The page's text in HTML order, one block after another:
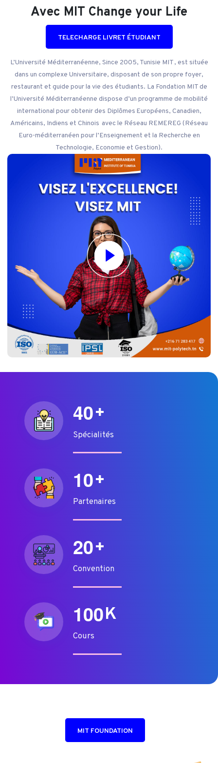
Avec MIT Change your Life
TELECHARGE LIVRET ÉTUDIANT
L’Université Méditerranéenne, Since 2005, Tunisie MIT , est située
dans un complexe Universitaire, disposant de son propre foyer,
restaurant et guide pour la vie des étudiants. La Fondation MIT de
l’Université Méditerranéenne dispose d’un programme de mobilité
international pour obtenir des Diplômes Européens, Canadien,
Américains, Indiens et Chinois avec le Réseau REMEREG (Réseau
Euro-méditerranéen pour l’Enseignement et la Recherche en
Technologie, Economie et Gestion).
40+
Spécialités
10+
Partenaires
20+
Convention
100K
Cours
MIT FOUNDATION